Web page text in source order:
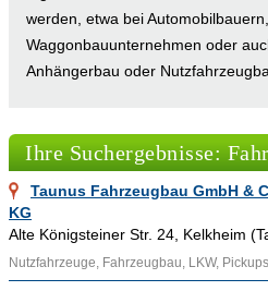
werden, etwa bei
Waggonbauunternehmen oder
Anhängerbau oder
Fahrzeugbau fast nur an
Ausnahmen davon bilden die
Universität Siegen sowie die
Freiberg, München und
Designer im Fahrzeugsonderbau
Produktideen und entsprechende
Ihre Suchergebnisse:
Taunus Fahrzeugbau GmbH &
KG
Alte Königsteiner Str. 24, Kelkheim
Nutzfahrzeuge, Fahrzeugbau, LKW,